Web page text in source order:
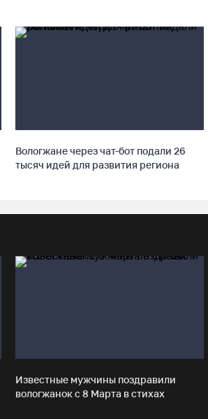
Вологжане через чат-бот подали 26
тысяч идей для развития региона
Известные мужчины поздравили
вологжанок с 8 Марта в стихах